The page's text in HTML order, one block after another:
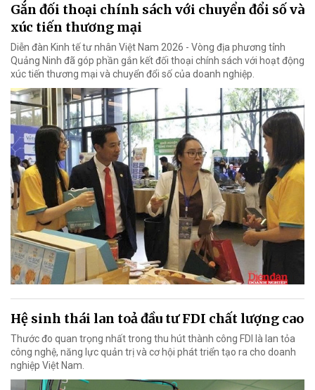
Gắn đối thoại chính sách với chuyển đổi số và
xúc tiến thương mại
Diễn đàn Kinh tế tư nhân Việt Nam 2026 - Vòng địa phương tỉnh
Quảng Ninh đã góp phần gắn kết đối thoại chính sách với hoạt động
xúc tiến thương mại và chuyển đổi số của doanh nghiệp.
Hệ sinh thái lan toả đầu tư FDI chất lượng cao
Thước đo quan trọng nhất trong thu hút thành công FDI là lan tỏa
công nghệ, năng lực quản trị và cơ hội phát triển tạo ra cho doanh
nghiệp Việt Nam.